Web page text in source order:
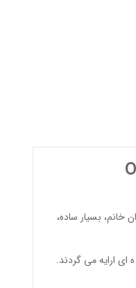
خانم، بسیار ساده،
ای ارایه می گردند.